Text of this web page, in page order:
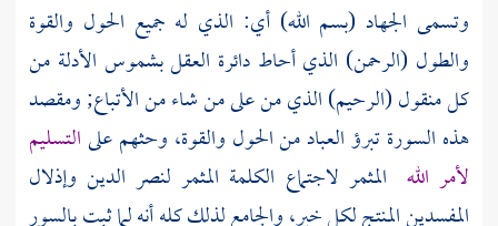
وتسمى الجهاد (بسم الله) أي: الذي له جميع الحول والقوة
والطول (الرحمن) الذي أحاط دائرة العقل بشموس الأدلة من
كل منقول (الرحيم) الذي من على من شاء من الأتباع; ومقصد
هذه السورة تبرؤ العباد من الحول والقوة، وحثهم علىالتسليم
لأمر الله المثمر لاجتماع الكلمة المثمر لنصر الدين وإذلال
المفسدين المنتج لكل خير، والجامع لذلك كله أنه لما ثبت بالسور